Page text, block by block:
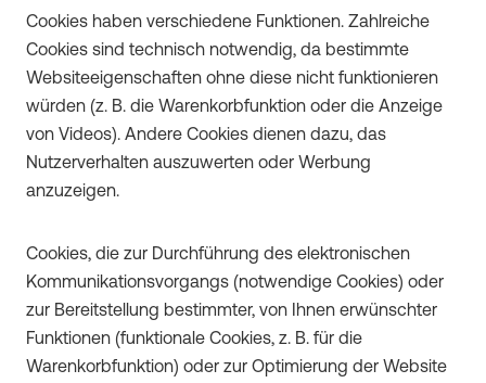
Cookies haben verschiedene Funktionen. Zahlreiche
Cookies sind technisch notwendig, da bestimmte
Websiteeigenschaften ohne diese nicht funktionieren
würden (z. B. die Warenkorbfunktion oder die Anzeige
von Videos). Andere Cookies dienen dazu, das
Nutzerverhalten auszuwerten oder Werbung
anzuzeigen.
Cookies, die zur Durchführung des elektronischen
Kommunikationsvorgangs (notwendige Cookies) oder
zur Bereitstellung bestimmter, von Ihnen erwünschter
Funktionen (funktionale Cookies, z. B. für die
Warenkorbfunktion) oder zur Optimierung der Website